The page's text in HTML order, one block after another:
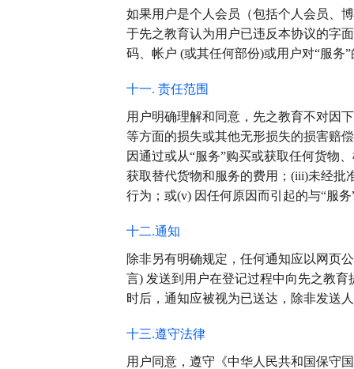
如果用户是个人会员（包括个人会员、
于先之教育认为用户已违反本协议的字
码、帐户 (或其任何部份)或用户对“服务
十一. 责任范围
用户明确理解和同意，先之教育不对因
等方面的损失或其他无形损失的损害赔
因通过或从“服务”购买或获取任何货物
获取替代货物和服务的费用；(iii)未经批
行为；或(v) 因任何原因而引起的与“服
十二.通知
除非另有明确规定，任何通知应以网页
言) 发送到用户在登记过程中向先之教
时后，通知应被视为已送达，除非发送
十三.遵守法律
用户同意，遵守《中华人民共和国保守